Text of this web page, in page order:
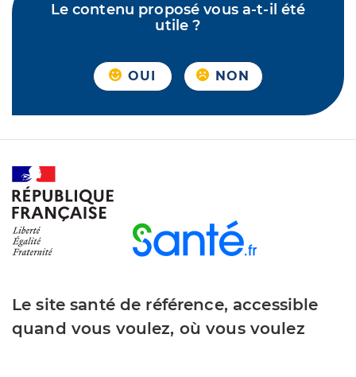
Le contenu proposé vous a-t-il été
utile ?
OUI NON
Le site santé de référence, accessible
quand vous voulez, où vous voulez